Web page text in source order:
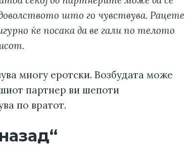
што го чувствува. Рацете
ќе посака да ве гали по телото
многу еротски. Возбудата може
партнер ви шепоти
по вратот.